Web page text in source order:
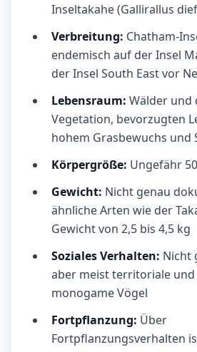
Inseltakahe (Gallirallus
Verbreitung: Chatham-
endemisch auf der Insel
der Insel South East vor
Lebensraum: Wälder und
Vegetation, bevorzugten
hohem Grasbewuchs und
Körpergröße: Ungefähr
Gewicht: Nicht genau
ähnliche Arten wie der
Gewicht von 2,5 bis 4,5 kg
Soziales Verhalten: Nicht
aber meist territoriale
monogame Vögel
Fortpflanzung: Über
Fortpflanzungsverhalten